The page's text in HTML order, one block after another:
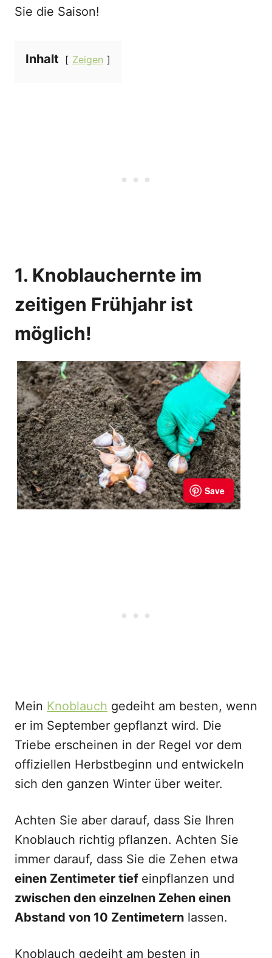
Sie die Saison!
Inhalt Zeigen
1. Knoblauchernte im
zeitigen Frühjahr ist
möglich!
Mein Knoblauch gedeiht am besten, wenn
er im September gepflanzt wird. Die
Triebe erscheinen in der Regel vor dem
offiziellen Herbstbeginn und entwickeln
sich den ganzen Winter über weiter.
Achten Sie aber darauf, dass Sie Ihren
Knoblauch richtig pflanzen. Achten Sie
immer darauf, dass Sie die Zehen etwa
einen Zentimeter tief einpflanzen und
zwischen den einzelnen Zehen einen
Abstand von 10 Zentimetern lassen.
Knoblauch gedeiht am besten in